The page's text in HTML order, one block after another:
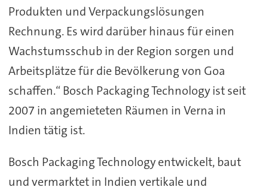
Produkten und Verpackungslösungen
Rechnung. Es wird darüber hinaus für einen
Wachstumsschub in der Region sorgen und
Arbeitsplätze für die Bevölkerung von Goa
schaffen.“ Bosch Packaging Technology ist seit
2007 in angemieteten Räumen in Verna in
Indien tätig ist.
Bosch Packaging Technology entwickelt, baut
und vermarktet in Indien vertikale und